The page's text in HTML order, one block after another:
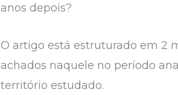
anos depois?
O artigo está estruturado em 2
achados naquele no período
território estudado.